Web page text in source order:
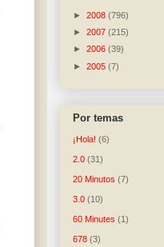
► 2008 (796)
► 2007 (215)
► 2006 (39)
► 2005 (7)
Por temas
¡Hola! (6)
2.0 (31)
20 Minutos (7)
3.0 (10)
60 Minutes (1)
678 (3)